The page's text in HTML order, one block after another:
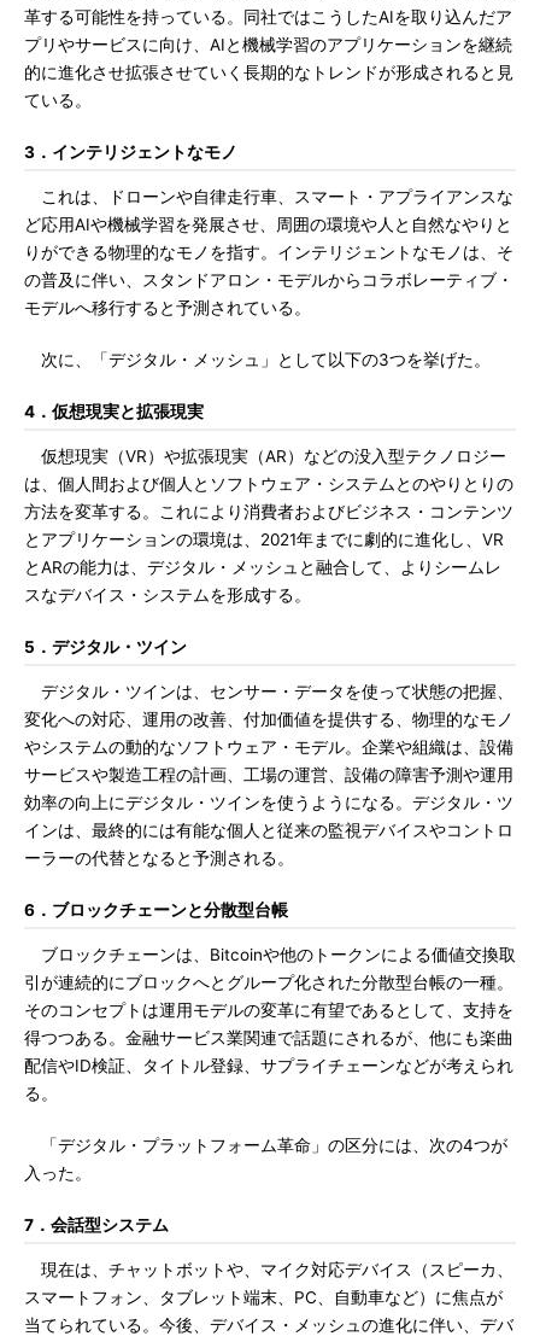
革する可能性を持っている。同社ではこうしたAIを取り込んだア
プリやサービスに向け、AIと機械学習のアプリケーションを継続
的に進化させ拡張させていく長期的なトレンドが形成されると見
ている。
3．インテリジェントなモノ
これは、ドローンや自律走行車、スマート・アプライアンスな
ど応用AIや機械学習を発展させ、周囲の環境や人と自然なやりと
りができる物理的なモノを指す。インテリジェントなモノは、そ
の普及に伴い、スタンドアロン・モデルからコラボレーティブ・
モデルへ移行すると予測されている。
次に、「デジタル・メッシュ」として以下の3つを挙げた。
4．仮想現実と拡張現実
仮想現実（VR）や拡張現実（AR）などの没入型テクノロジー
は、個人間および個人とソフトウェア・システムとのやりとりの
方法を変革する。これにより消費者およびビジネス・コンテンツ
とアプリケーションの環境は、2021年までに劇的に進化し、VR
とARの能力は、デジタル・メッシュと融合して、よりシームレ
スなデバイス・システムを形成する。
5．デジタル・ツイン
デジタル・ツインは、センサー・データを使って状態の把握、
変化への対応、運用の改善、付加価値を提供する、物理的なモノ
やシステムの動的なソフトウェア・モデル。企業や組織は、設備
サービスや製造工程の計画、工場の運営、設備の障害予測や運用
効率の向上にデジタル・ツインを使うようになる。デジタル・ツ
インは、最終的には有能な個人と従来の監視デバイスやコントロ
ーラーの代替となると予測される。
6．ブロックチェーンと分散型台帳
ブロックチェーンは、Bitcoinや他のトークンによる価値交換取
引が連続的にブロックへとグループ化された分散型台帳の一種。
そのコンセプトは運用モデルの変革に有望であるとして、支持を
得つつある。金融サービス業関連で話題にされるが、他にも楽曲
配信やID検証、タイトル登録、サプライチェーンなどが考えられ
る。
「デジタル・プラットフォーム革命」の区分には、次の4つが
入った。
7．会話型システム
現在は、チャットボットや、マイク対応デバイス（スピーカ、
スマートフォン、タブレット端末、PC、自動車など）に焦点が
当てられている。今後、デバイス・メッシュの進化に伴い、デバ